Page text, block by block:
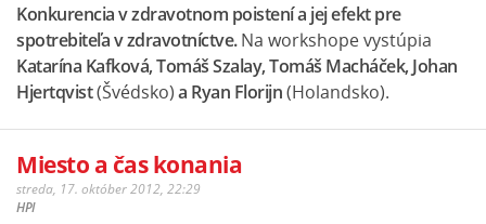
Konkurencia v zdravotnom poistení a jej efekt pre
spotrebiteľa v zdravotníctve.Na workshope vystúpia
Katarína Kafková, Tomáš Szalay, Tomáš Macháček, Johan
Hjertqvist(Švédsko)a Ryan Florijn(Holandsko).
Miesto a čas konania
streda, 17. október 2012, 22:29
HPI